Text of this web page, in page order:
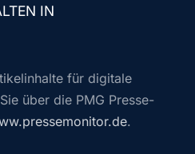
IN
für digitale
über die PMG Presse-
.